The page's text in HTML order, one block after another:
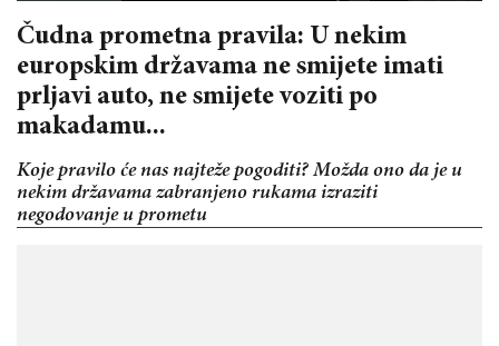
Čudna prometna pravila: U nekim
europskim državama ne smijete imati
prljavi auto, ne smijete voziti po
makadamu...
Koje pravilo će nas najteže pogoditi? Možda ono da je u
nekim državama zabranjeno rukama izraziti
negodovanje u prometu